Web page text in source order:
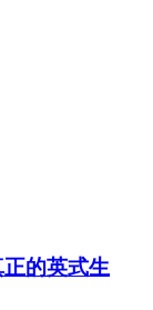
的英式生